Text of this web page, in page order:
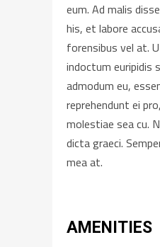
eum. Ad malis
his, et labore
forensibus vel at.
indoctum euripidis
admodum eu,
reprehendunt ei
molestiae sea cu.
dicta graeci.
mea at.
AMENITIES